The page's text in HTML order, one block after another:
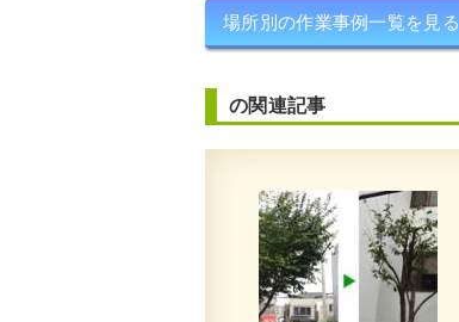
場所別の作業事例一覧を見る
の関連記事